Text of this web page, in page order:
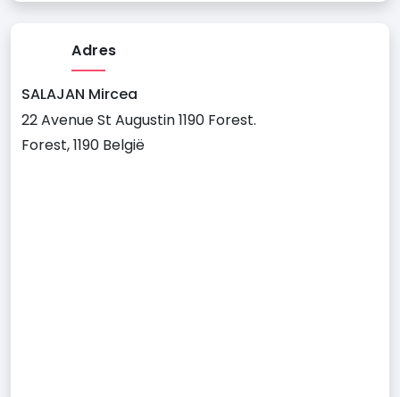
Adres
SALAJAN Mircea
22 Avenue St Augustin 1190 Forest.
Forest, 1190 België